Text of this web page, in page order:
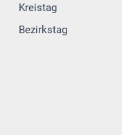
Kreistag
Bezirkstag